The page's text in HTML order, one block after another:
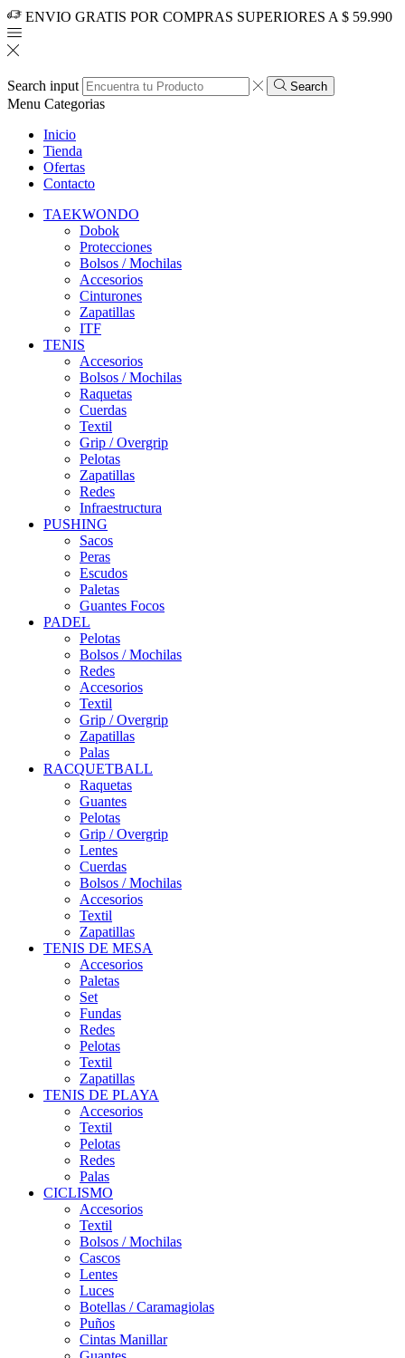
ENVIO GRATIS POR COMPRAS SUPERIORES A $ 59.990
Search input Search
Menu Categorias
Inicio
Tienda
Ofertas
Contacto
TAEKWONDO
Dobok
Protecciones
Bolsos / Mochilas
Accesorios
Cinturones
Zapatillas
ITF
TENIS
Accesorios
Bolsos / Mochilas
Raquetas
Cuerdas
Textil
Grip / Overgrip
Pelotas
Zapatillas
Redes
Infraestructura
PUSHING
Sacos
Peras
Escudos
Paletas
Guantes Focos
PADEL
Pelotas
Bolsos / Mochilas
Redes
Accesorios
Textil
Grip / Overgrip
Zapatillas
Palas
RACQUETBALL
Raquetas
Guantes
Pelotas
Grip / Overgrip
Lentes
Cuerdas
Bolsos / Mochilas
Accesorios
Textil
Zapatillas
TENIS DE MESA
Accesorios
Paletas
Set
Fundas
Redes
Pelotas
Textil
Zapatillas
TENIS DE PLAYA
Accesorios
Textil
Pelotas
Redes
Palas
CICLISMO
Accesorios
Textil
Bolsos / Mochilas
Cascos
Lentes
Luces
Botellas / Caramagiolas
Puños
Cintas Manillar